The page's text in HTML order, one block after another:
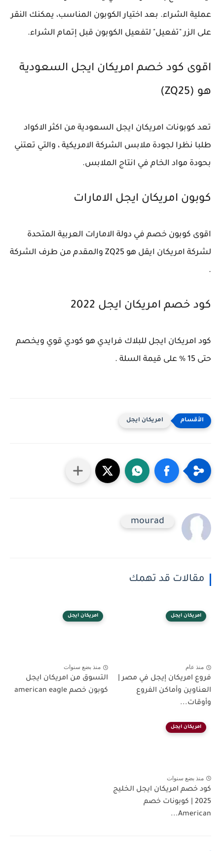
عملية الشراء. بعد اختيار الكوبون المناسب، يمكنك النقر
على الزر "تفعيل" لتفعيل الكوبون قبل إتمام الشراء.
اقوى كود خصم امريكان ايجل السعودية
هو (ZQ25)
تعد كوبونات امريكان ايجل السعودية من اكثر الاكواد
طلبا نظرا لجودة ملابس الشركة الامريكية ، والتي تعتني
بحودة مواد الخام في انتاج الملابس.
كوبون امريكان ايجل الامارات
اقوى كوبون خصم في دولة الامارات العربية المتحدة
لشركة امريكان ايقل هو ZQ25 والمقدم من طرف الشركة
.
كود خصم امريكان ايجل 2022
كود امريكان ايجل للبلاك فرايدي هو كودي قوي ويخصم
حتى 15 % على قيمة السلة .
امريكان ايجل
mourad
مقالات قد تهمك
امريكان ايجل
منذ عام
فروع امريكان إيجل في مصر |
العناوين وأماكن الفروع
وأوقات...
امريكان ايجل
منذ بضع سنوات
التسوق من امريكان ايجل
كوبون خصم american eagle
امريكان ايجل
منذ بضع سنوات
كود خصم امريكان ايجل الخليج
2025 | كوبونات خصم
American...